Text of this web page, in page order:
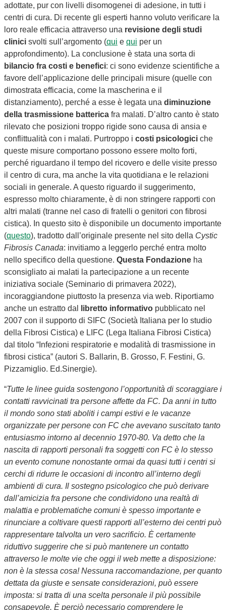
adottate, pur con livelli disomogenei di adesione, in tutti i
centri di cura. Di recente gli esperti hanno voluto verificare la
loro reale efficacia attraverso una revisione degli studi
clinici svolti sull’argomento (qui e qui per un
approfondimento). La conclusione è stata una sorta di
bilancio fra costi e benefici: ci sono evidenze scientifiche a
favore dell’applicazione delle principali misure (quelle con
dimostrata efficacia, come la mascherina e il
distanziamento), perché a esse è legata una diminuzione
della trasmissione batterica fra malati. D’altro canto è stato
rilevato che posizioni troppo rigide sono causa di ansia e
conflittualità con i malati. Purtroppo i costi psicologici che
queste misure comportano possono essere molto forti,
perché riguardano il tempo del ricovero e delle visite presso
il centro di cura, ma anche la vita quotidiana e le relazioni
sociali in generale. A questo riguardo il suggerimento,
espresso molto chiaramente, è di non stringere rapporti con
altri malati (tranne nel caso di fratelli o genitori con fibrosi
cistica). In questo sito è disponibile un documento importante
(questo), tradotto dall’originale presente nel sito della Cystic
Fibrosis Canada: invitiamo a leggerlo perché entra molto
nello specifico della questione. Questa Fondazione ha
sconsigliato ai malati la partecipazione a un recente
iniziativa sociale (Seminario di primavera 2022),
incoraggiandone piuttosto la presenza via web. Riportiamo
anche un estratto dal
libretto informativo pubblicato nel
2007 con il supporto di SIFC (Società Italiana per lo studio
della Fibrosi Cistica) e LIFC (Lega Italiana Fibrosi Cistica)
dal titolo “Infezioni respiratorie e modalità di trasmissione in
fibrosi cistica” (autori S. Ballarin, B. Grosso, F. Festini, G.
Pizzamiglio. Ed.Sinergie).
“Tutte le linee guida sostengono l’opportunità di scoraggiare i
contatti ravvicinati tra persone affette da FC. Da anni in tutto
il mondo sono stati aboliti i campi estivi e le vacanze
organizzate per persone con FC che avevano suscitato tanto
entusiasmo intorno al decennio 1970-80. Va detto che la
nascita di rapporti personali fra soggetti con FC è lo stesso
un evento comune nonostante ormai da quasi tutti i centri si
cerchi di ridurre le occasioni di incontro all’interno degli
ambienti di cura. Il sostegno psicologico che può derivare
dall’amicizia fra persone che condividono una realtà di
malattia e problematiche comuni è spesso importante e
rinunciare a coltivare questi rapporti all’esterno dei centri può
rappresentare talvolta un vero sacrificio. È certamente
riduttivo suggerire che si può mantenere un contatto
attraverso le molte vie che oggi il web mette a disposizione:
non è la stessa cosa! Nessuna raccomandazione, per quanto
dettata da giuste e sensate considerazioni, può essere
imposta: si tratta di una scelta personale il più possibile
consapevole. È perciò necessario comprendere le